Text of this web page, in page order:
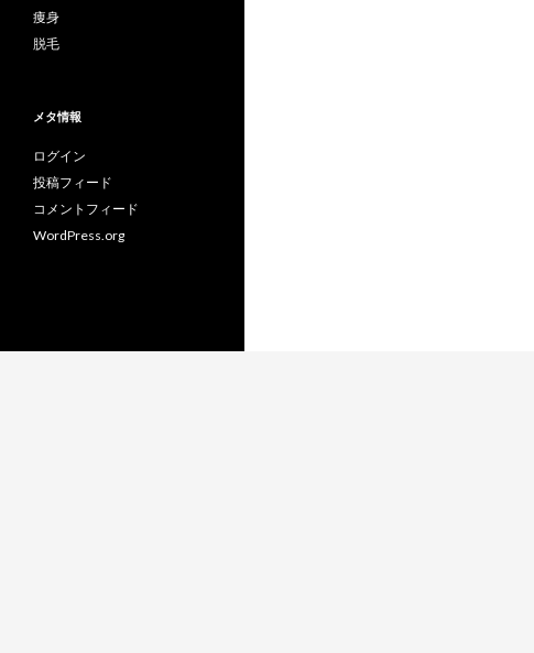
痩身
脱毛
メタ情報
ログイン
投稿フィード
コメントフィード
WordPress.org